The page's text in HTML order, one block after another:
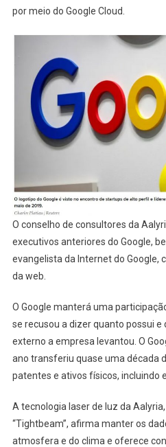
por meio do Google Cloud.
O conselho de consultores da
executivos anteriores do Google,
evangelista da Internet do Google,
da web.
O Google manterá uma
se recusou a dizer quanto possui
externo a empresa levantou. O
ano transferiu quase uma década
patentes e ativos físicos, incluindo
A tecnologia laser de luz da
“Tightbeam”, afirma manter os
atmosfera e do clima e oferece